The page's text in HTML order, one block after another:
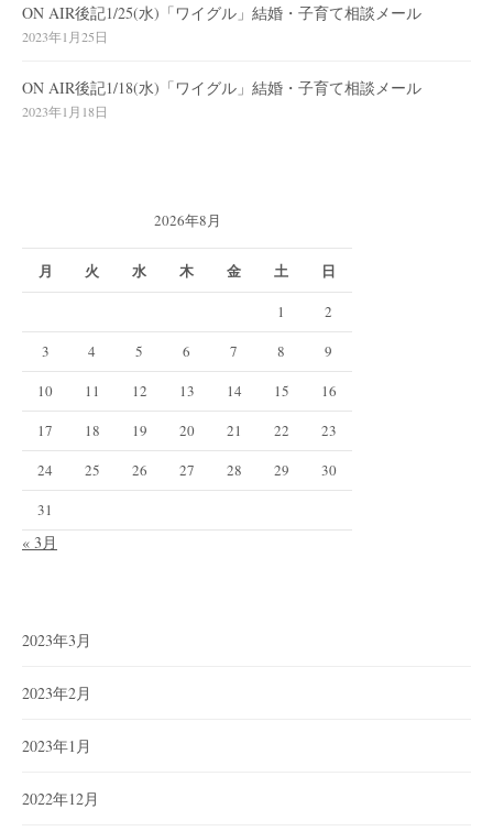
ON AIR後記1/25(水)「ワイグル」結婚・子育て相談メール
2023年1月25日
ON AIR後記1/18(水)「ワイグル」結婚・子育て相談メール
2023年1月18日
2026年8月
月 火 水 木 金 土 日
1
2
3
4 5 6 7 8
9
10
11 12 13 14 15
16
17
18 19 20 21 22
23
24
25 26 27 28 29
30
31
« 3月
2023年3月
2023年2月
2023年1月
2022年12月